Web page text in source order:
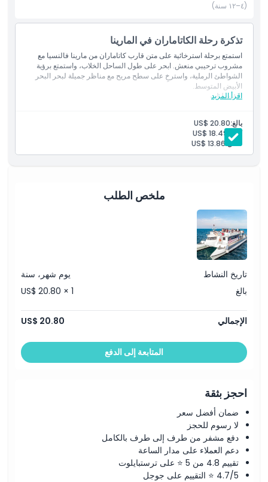
الاستثناءات
ساعات العمل
ما يجب معرفته
قواعد اللباس
(٤–١٢ سنة)
تذكرة رحلة الكاتاماران في المارينا
استمتع برحلة استرخائية على متن قارب كاتاماران من مارينا فالنسيا مع
مشروب ترحيبي منعش. ابحر على طول الساحل الخلاب، واستمتع برؤية
الشواطئ الرملية، واسترخِ على سطح مريح مع مناظر جميلة لبحر البحر
الأبيض المتوسط.
اقرأ المزيد
الشموليات
رحلة بالقارب الشراعي متعدد الهياكل
الطاقم والوقود
بالغ:US$ 20.80
كبير:
US$ 18.49
طفل:US$ 13.86
ملخص الطلب
تاريخ النشاط
يوم شهر، سنة
بالغ
US$ 20.80 × 1
الإجمالي US$ 20.80
المتابعة إلى الدفع
احجز بثقة
ضمان أفضل سعر
لا رسوم للحجز
دفع مشفر من طرف إلى طرف بالكامل
دعم العملاء على مدار الساعة
تقييم 4.8 من 5 ⭐ على ترستبايلوت
4.7/5 ⭐ التقييم على جوجل